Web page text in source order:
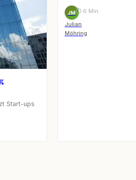
Start-ups
JM
Julian
Möhring
⏱ 6 Min.